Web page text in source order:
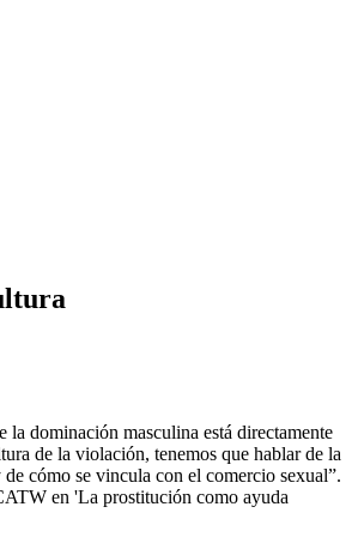
la dominación masculina está directamente
de la violación, tenemos que hablar de la
cómo se vincula con el comercio sexual”.
en 'La prostitución como ayuda